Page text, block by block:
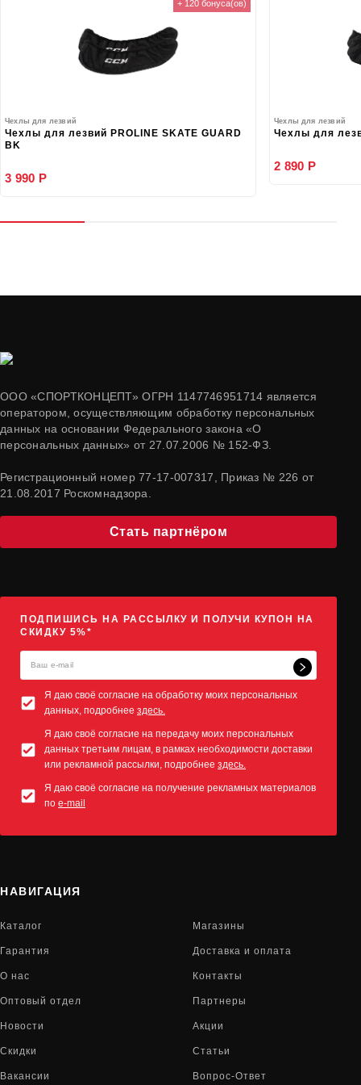
+ 120 бонуса(ов)
Чехлы для лезвий
Чехлы для лезвий PROLINE SKATE GUARD
BK
3 990 Р
Чехлы для лезвий
Чехлы для
2 890 Р
ООО «СПОРТКОНЦЕПТ» ОГРН 1147746951714 является
оператором, осуществляющим обработку персональных
данных на основании Федерального закона «О
персональных данных» от 27.07.2006 № 152-ФЗ.
Регистрационный номер 77-17-007317, Приказ № 226 от
21.08.2017 Роскомнадзора.
Стать партнёром
ПОДПИШИСЬ НА РАССЫЛКУ И ПОЛУЧИ КУПОН НА
СКИДКУ 5%*
Я даю своё согласие на обработку моих персональных
данных, подробнее здесь.
Я даю своё согласие на передачу моих персональных
данных третьим лицам, в рамках необходимости доставки
или рекламной рассылки, подробнее здесь.
Я даю своё согласие на получение рекламных материалов
по e-mail
НАВИГАЦИЯ
Каталог Магазины
Гарантия Доставка и оплата
О нас Контакты
Оптовый отдел Партнеры
Новости Акции
Скидки Статьи
Вакансии Вопрос-Ответ